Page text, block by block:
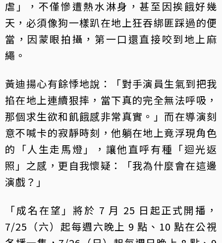
虐」，不僅慘遭熱水淋身，甚至因挨餓好幾
天，必須像狗一樣趴在地上狂吞綁匪踩過的便
當，因蒙眼拍攝，第一口還直接咬到地上麻
繩。
黃迪揚心有餘悸地說：「對手演員生氣到把我
掐在地上連續狠摔，當下真的完全無法呼吸，
那個求生欲和飢餓感非常真實。」而在導演刻
意不喊卡的寂靜時刻，他躺在地上竟浮現角色
的「人生走馬燈」，讓他直呼有種「迴光返
照」之感，更自我懷疑：「我為什麼會在這邊
演戲？」
「成名在望」將於 7 月 25 日起正式開播，
7/25（六）起每週六晚上 9 點、10 點在公視